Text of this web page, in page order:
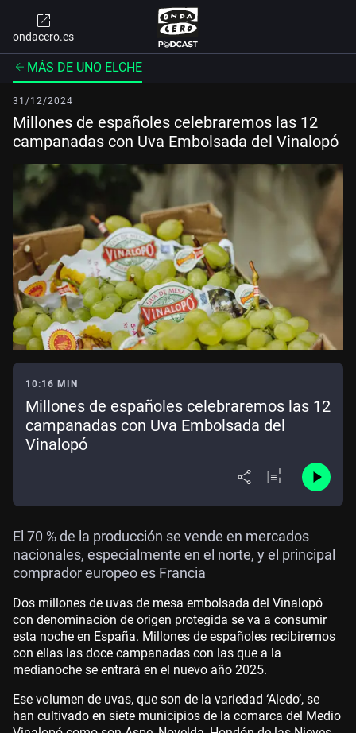
ondacero.es
MÁS DE UNO ELCHE
31/12/2024
Millones de españoles celebraremos las 12
campanadas con Uva Embolsada del Vinalopó
10:16 MIN
Millones de españoles celebraremos las 12
campanadas con Uva Embolsada del
Vinalopó
El 70 % de la producción se vende en mercados
nacionales, especialmente en el norte, y el principal
comprador europeo es Francia
Dos millones de uvas de mesa embolsada del Vinalopó
con denominación de origen protegida se va a consumir
esta noche en España. Millones de españoles recibiremos
con ellas las doce campanadas con las que a la
medianoche se entrará en el nuevo año 2025.
Ese volumen de uvas, que son de la variedad ‘Aledo’, se
han cultivado en siete municipios de la comarca del Medio